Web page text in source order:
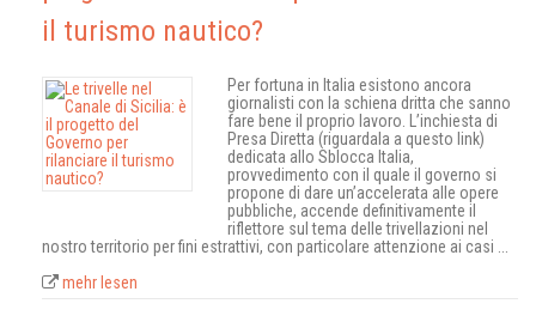
il turismo nautico?
Per fortuna in Italia esistono ancora
giornalisti con la schiena dritta che sanno
fare bene il proprio lavoro. L’inchiesta di
Presa Diretta (riguardala a questo link)
dedicata allo Sblocca Italia,
provvedimento con il quale il governo si
propone di dare un’accelerata alle opere
pubbliche, accende definitivamente il
riflettore sul tema delle trivellazioni nel
nostro territorio per fini estrattivi, con particolare attenzione ai casi ...
mehr lesen